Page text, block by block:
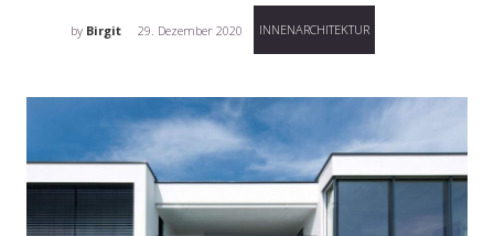
by Birgit 29. Dezember 2020 INNENARCHITEKTUR